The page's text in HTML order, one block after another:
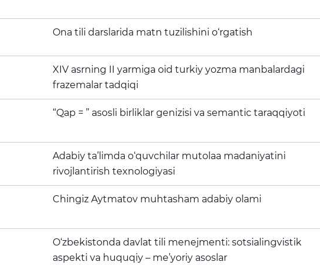
Ona tili darslarida matn tuzilishini o‘rgatish
XIV asrning II yarmiga oid turkiy yozma manbalardagi
frazemalar tadqiqi
“Qap = ” asosli birliklar genizisi va semantic taraqqiyoti
Adabiy ta’limda o‘quvchilar mutolaa madaniyatini
rivojlantirish texnologiyasi
Chingiz Aytmatov muhtasham adabiy olami
O‘zbekistonda davlat tili menejmenti: sotsialingvistik
aspekti va huquqiy – me’yoriy asoslar